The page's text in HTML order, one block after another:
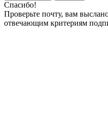
Спасибо!
Проверьте почту, вам
отвечающим критериям